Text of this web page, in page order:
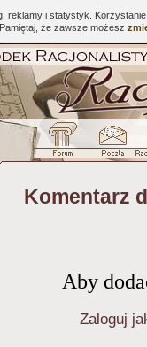
reklamy i statystyk.
że zawsze możesz
Komentarz
Aby
Zaloguj